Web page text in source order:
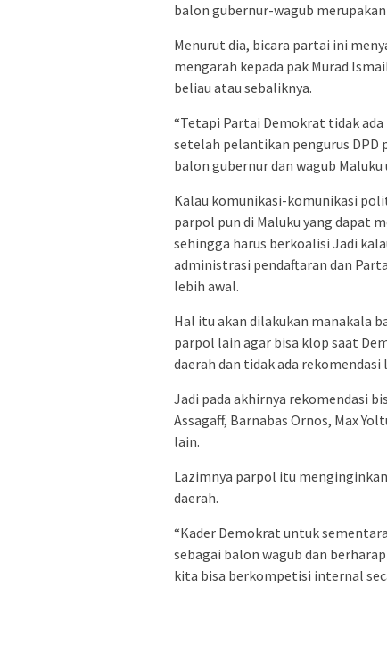
balon gubernur-wagub merupakan
Menurut dia, bicara partai ini
mengarah kepada pak Murad
beliau atau sebaliknya.
“Tetapi Partai Demokrat tidak
setelah pelantikan pengurus DPD
balon gubernur dan wagub
Kalau komunikasi-komunikasi
parpol pun di Maluku yang dapat
sehingga harus berkoalisi Jadi
administrasi pendaftaran dan
lebih awal.
Hal itu akan dilakukan manakala
parpol lain agar bisa klop saat
daerah dan tidak ada
Jadi pada akhirnya rekomendasi
Assagaff, Barnabas Ornos, Max
lain.
Lazimnya parpol itu
daerah.
“Kader Demokrat untuk
sebagai balon wagub dan
kita bisa berkompetisi internal